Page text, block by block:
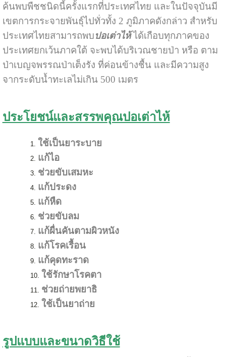
ค้นพบพืชชนิดนี้ครั้งแรกที่ประเทศไทย และในปัจจุบันมี
เขตการกระจายพันธุ์ไปทั่วทั้ง 2 ภูมิภาคดังกล่าว สำหรับ
ประเทศไทยสามารถพบปอเต่าไห้ ได้เกือบทุกภาคของ
ประเทศยกเว้นภาคใต้ จะพบได้บริเวณชายป่า หรือ ตาม
ป่าเบญจพรรณป่าเต็งรัง ที่ค่อนข้างชื้น และมีความสูง
จากระดับน้ำทะเลไม่เกิน 500 เมตร
ประโยชน์และสรรพคุณปอเต่าไห้
ใช้เป็นยาระบาย
แก้ไอ
ช่วยขับเสมหะ
แก้ประดง
แก้หืด
ช่วยขับลม
แก้ผื่นคันตามผิวหนัง
แก้โรคเรื้อน
แก้คุดทะราด
ใช้รักษาโรคตา
ช่วยถ่ายพยาธิ
ใช้เป็นยาถ่าย
รูปแบบและขนาดวิธีใช้